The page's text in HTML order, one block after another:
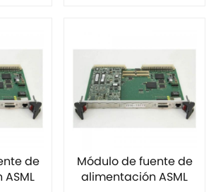
de
Módulo de fuente de
alimentación ASML